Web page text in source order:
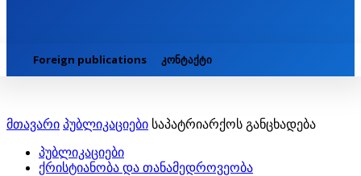
Foreign publications კონტაქტი
მთავარი პუბლიკაციები საპატრიარქოს განცხადება
პუბლიკაციები
ქრისტიანობა და თანამედროვეობა